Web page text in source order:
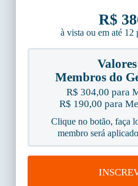
R$
à vista ou em até 12
Membros do
R$ 304,00 para
R$ 190,00 para
Clique no botão, faça
membro será